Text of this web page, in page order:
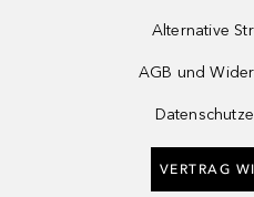
Alternative
AGB und
VERTRAG